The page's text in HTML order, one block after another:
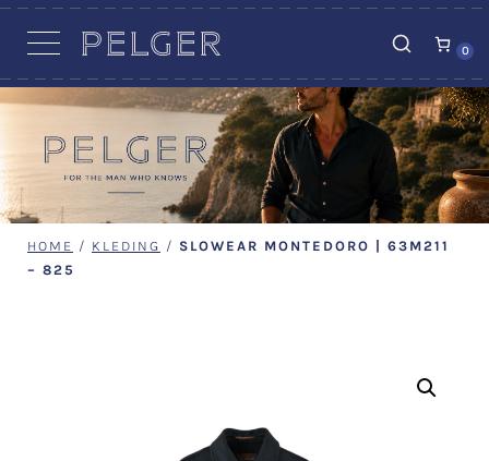
0
HOME / KLEDING / SLOWEAR MONTEDORO | 63M211
– 825